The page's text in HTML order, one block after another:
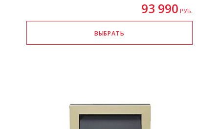
93 990 РУБ.